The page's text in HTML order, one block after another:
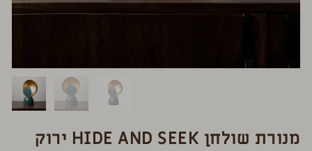
מנורת שולחן HIDE AND SEEK ירוק